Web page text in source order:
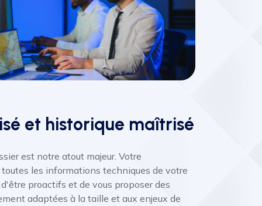
et historique maîtrisé
est notre atout majeur. Votre
les informations techniques de votre
proactifs et de vous proposer des
adaptées à la taille et aux enjeux de